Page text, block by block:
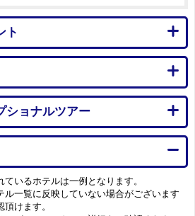
ト
ショナルツアー
いるホテルは一例となります。
ル一覧に反映していない場合がございます
けます。